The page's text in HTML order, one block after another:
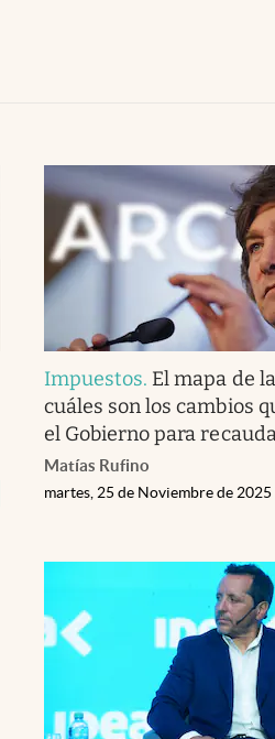
Impuestos. El mapa de
cuáles son los cambios
el Gobierno para
Matías Rufino
martes, 25 de Noviembre de 2025